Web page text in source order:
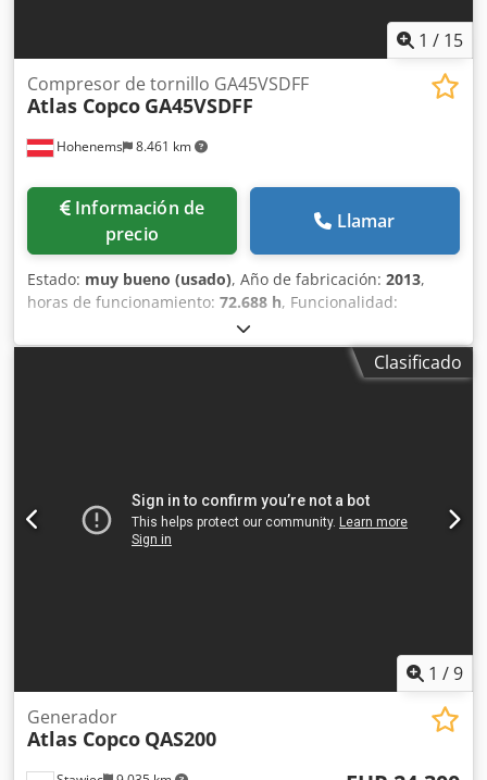
1 / 15
Hohenems 8.461 km
Compresor de tornillo GA45VSDFF
Atlas Copco GA45VSDFF
Información de
precio
Llamar
Estado: muy bueno (usado), Año de fabricación: 2013,
horas de funcionamiento: 72.688 h, Funcionalidad:
, Compresor de tornillo Atlas Copco
GA45VSDFF Inversor y secador integrados. 45 kW
Dsdpfxoznlx Ss Afteck 12,75 bar 8,67 m³/min Año deClasificado
1 /9
Generador
Atlas Copco QAS200